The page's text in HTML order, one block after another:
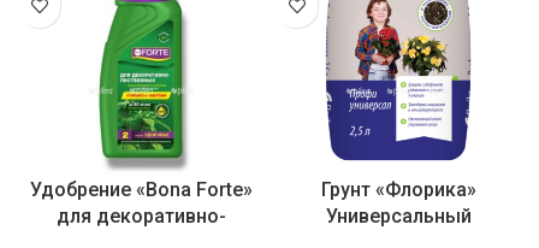
Удобрение «Bona Forte»
для декоративно-
Грунт «Флорика»
Универсальный